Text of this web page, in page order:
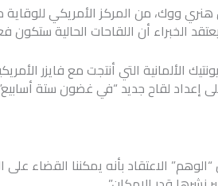
هنري ووك، من المركز الأمريكي
الخبراء أن اللقاحات الحالية ستكون
على إعداد لقاح جديد “في غضون ستة
“الوهم” الاعتقاد بأنه يمكننا القضاء